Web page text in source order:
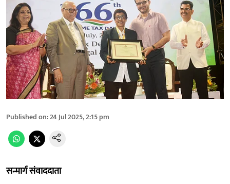
Published on:24 Jul 2025, 2:15 pm
सन्मार्ग संवाददाता